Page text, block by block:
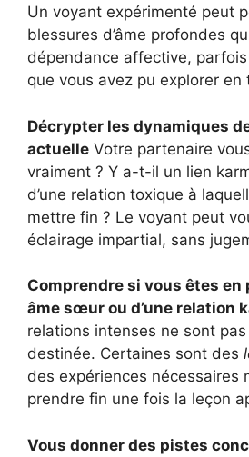
Un voyant expérimenté peut
blessures d’âme profondes
dépendance affective,
que vous avez pu explorer en
Décrypter les dynamiques
actuelle Votre partenaire
vraiment ? Y a-t-il un lien
d’une relation toxique à
mettre fin ? Le voyant peut
éclairage impartial, sans
Comprendre si vous êtes en
âme sœur ou d’une relation
relations intenses ne sont
destinée. Certaines sont des
des expériences nécessaires
prendre fin une fois la leçon
Vous donner des pistes